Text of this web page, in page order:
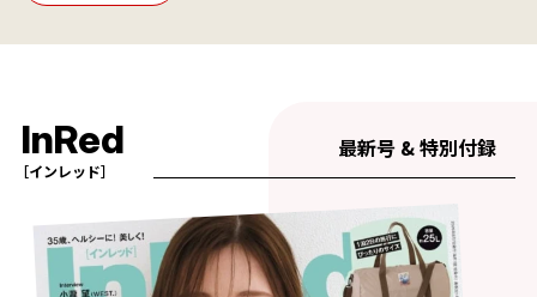
InRed
［インレッド］
最新号 & 特別付録